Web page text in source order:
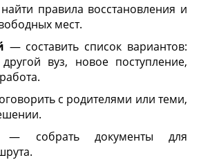
правила восстановления и
мест.
— составить список вариантов:
другой вуз, новое поступление,
с родителями или теми,
— собрать документы для